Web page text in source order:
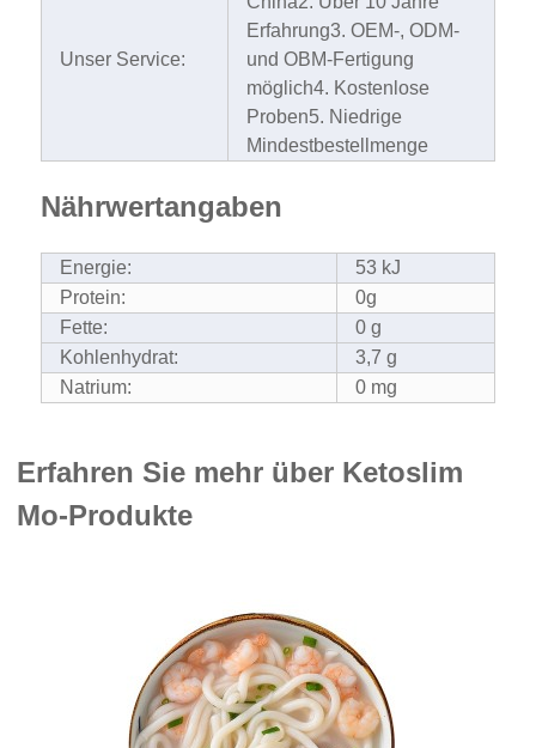
Unser Service:
Erfahrung3. OEM-, ODM-
und OBM-Fertigung
möglich4. Kostenlose
Proben5. Niedrige
Mindestbestellmenge
Nährwertangaben
Energie:
53 kJ
Protein:
0g
Fette:
0 g
Kohlenhydrat:
3,7 g
Natrium:
0 mg
Erfahren Sie mehr über Ketoslim
Mo-Produkte